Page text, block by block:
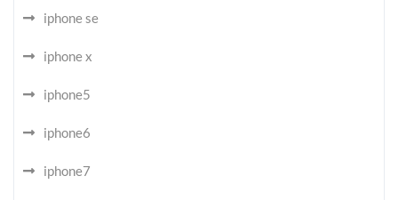
iphone se
iphone x
iphone5
iphone6
iphone7